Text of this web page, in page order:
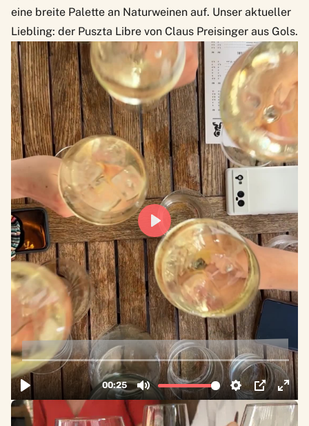
eine breite Palette an Naturweinen auf. Unser aktueller
Liebling: der Puszta Libre von Claus Preisinger aus Gols.